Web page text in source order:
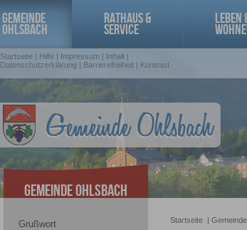
GEMEINDE
OHLSBACH
RATHAUS &
SERVICE
LEBEN
Startseite | Hilfe | Impressum | Inhalt |
Datenschutzerklärung | Barrierefreiheit | Kontrast
Gemeinde Ohlsbach
Grußwort Startseite |